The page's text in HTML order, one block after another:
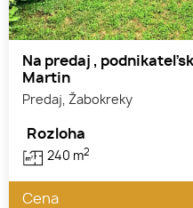
Na predaj ,
Martin
Predaj, Žabokreky
Rozloha
240 m2
Cena